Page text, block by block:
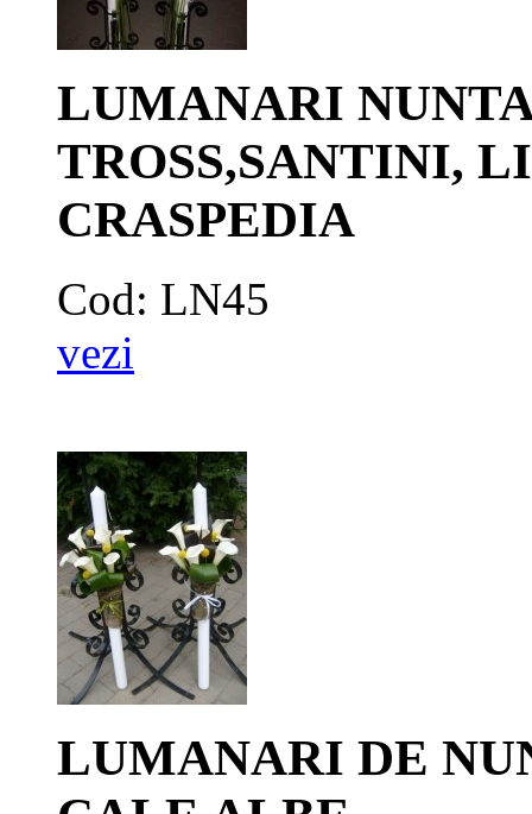
LUMANARI
TROSS,SANTINI,
CRASPEDIA
Cod: LN45
vezi
LUMANARI DE